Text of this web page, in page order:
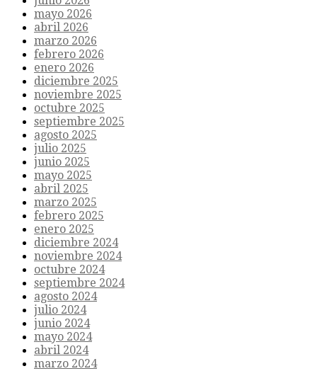
mayo 2026
abril 2026
marzo 2026
febrero 2026
enero 2026
diciembre 2025
noviembre 2025
octubre 2025
septiembre 2025
agosto 2025
julio 2025
junio 2025
mayo 2025
abril 2025
marzo 2025
febrero 2025
enero 2025
diciembre 2024
noviembre 2024
octubre 2024
septiembre 2024
agosto 2024
julio 2024
junio 2024
mayo 2024
abril 2024
marzo 2024